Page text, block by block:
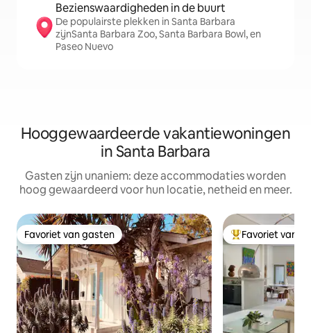
Bezienswaardigheden in de buurt
De populairste plekken in Santa Barbara
zijnSanta Barbara Zoo, Santa Barbara Bowl, en
Paseo Nuevo
Hooggewaardeerde vakantiewoningen
in Santa Barbara
Gasten zijn unaniem: deze accommodaties worden
hoog gewaardeerd voor hun locatie, netheid en meer.
Favoriet van gasten
Favoriet van gasten Topfavoriet van
Favoriet van